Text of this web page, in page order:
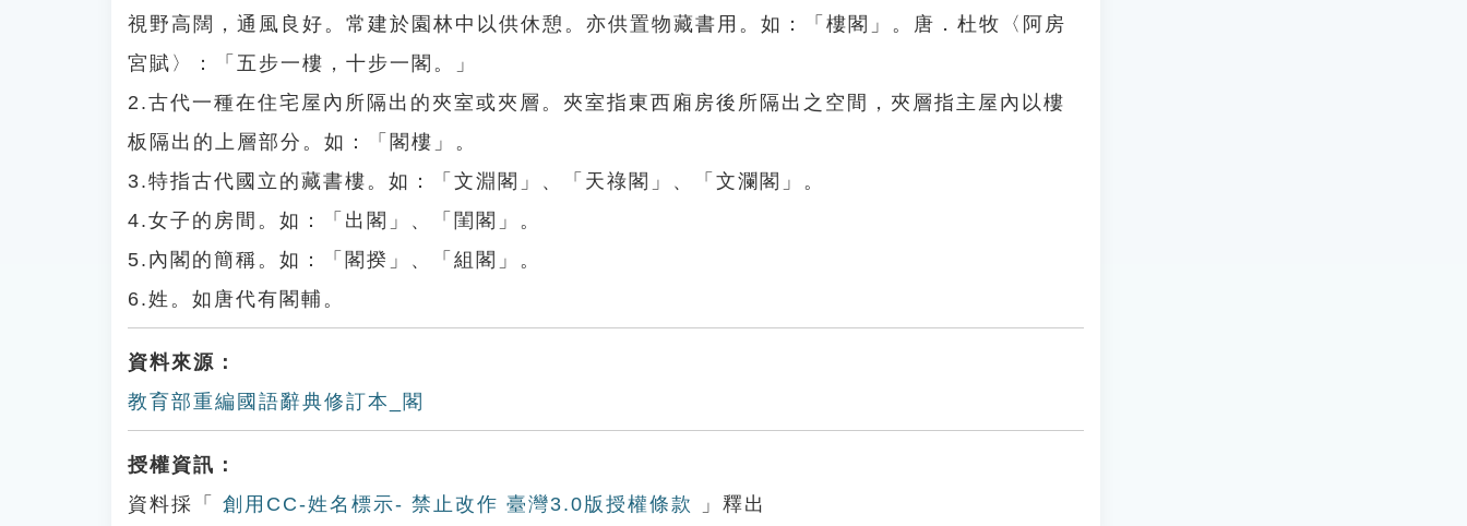
視野高闊，通風良好。常建於園林中以供休憩。亦供置物藏書用。如：「樓閣」。唐．杜牧〈阿房
宮賦〉：「五步一樓，十步一閣。」
2.古代一種在住宅屋內所隔出的夾室或夾層。夾室指東西廂房後所隔出之空間，夾層指主屋內以樓
板隔出的上層部分。如：「閣樓」。
3.特指古代國立的藏書樓。如：「文淵閣」、「天祿閣」、「文瀾閣」。
4.女子的房間。如：「出閣」、「閨閣」。
5.內閣的簡稱。如：「閣揆」、「組閣」。
6.姓。如唐代有閣輔。
資料來源：
教育部重編國語辭典修訂本_閣
授權資訊：
資料採「
創用CC-姓名標示- 禁止改作 臺灣3.0版授權條款 」釋出